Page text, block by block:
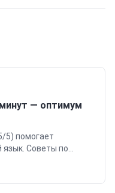
— оптимум
5) помогает
язык. Советы по
перерывов и
Бесплатный